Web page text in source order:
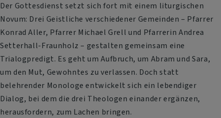
Der Gottesdienst setzt sich fort mit einem liturgischen
Novum: Drei Geistliche verschiedener Gemeinden – Pfarrer
Konrad Aller, Pfarrer Michael Grell und Pfarrerin Andrea
Setterhall-Fraunholz – gestalten gemeinsam eine
Trialogpredigt. Es geht um Aufbruch, um Abram und Sara,
um den Mut, Gewohntes zu verlassen. Doch statt
belehrender Monologe entwickelt sich ein lebendiger
Dialog, bei dem die drei Theologen einander ergänzen,
herausfordern, zum Lachen bringen.